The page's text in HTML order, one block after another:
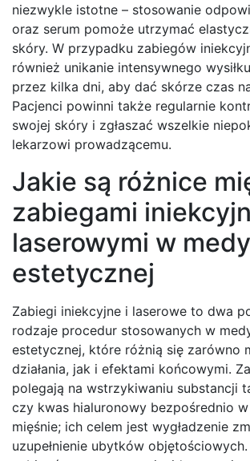
niezwykle istotne – stosowanie
oraz serum pomoże utrzymać
skóry. W przypadku zabiegów
również unikanie intensywnego
przez kilka dni, aby dać skórze czas
Pacjenci powinni także regularnie
swojej skóry i zgłaszać wszelkie
lekarzowi prowadzącemu.
Jakie są różnice
zabiegami
laserowymi w
estetycznej
Zabiegi iniekcyjne i laserowe to dwa
rodzaje procedur stosowanych w
estetycznej, które różnią się zarówno
działania, jak i efektami końcowymi.
polegają na wstrzykiwaniu substancji
czy kwas hialuronowy bezpośrednio
mięśnie; ich celem jest wygładzenie
uzupełnienie ubytków